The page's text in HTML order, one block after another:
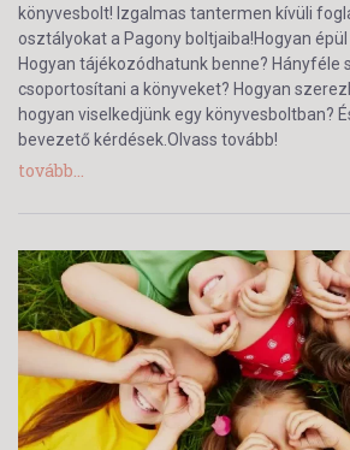
könyvesbolt! Izgalmas tantermen kívüli
osztályokat a Pagony boltjaiba!Hogyan
Hogyan tájékozódhatunk benne? Hányféle
csoportosítani a könyveket? Hogyan
hogyan viselkedjünk egy könyvesboltban?
bevezető kérdések.Olvass tovább!
tovább...